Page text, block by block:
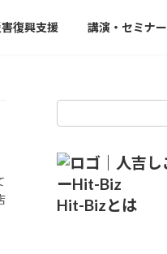
害復興支援 講演・セミナー
Hit-Bizとは